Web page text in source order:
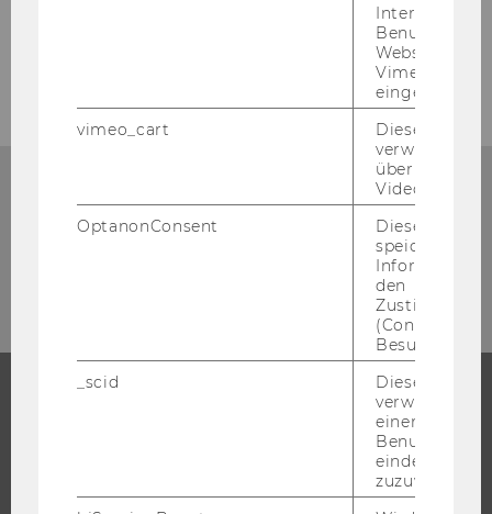
Event eintragen
Zum Eintragen eines WU Events in den
Kalender benötigen Sie einen TYPO3 Zugang.
BACHELOR
Interaktionen
Websites, auf
Vimeo-Video
eingebettet
vimeo_cart
Dieses
verwendet,
überprüfen,
Video
OptanonConsent
Dieses Cookie
speichert
den
(Consent)
Besuchers.
_scid
Dieses
verwendet,
einem/einer
Benutzer*in
eindeutige ID
zuzuweisen